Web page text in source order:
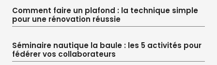
Comment faire un plafond : la technique simple
pour une rénovation réussie
Séminaire nautique la baule : les 5 activités pour
fédérer vos collaborateurs